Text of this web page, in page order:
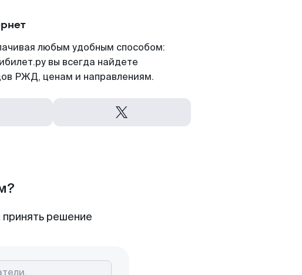
любым удобным способом:
вы всегда найдете
РЖД, ценам и направлениям.
решение